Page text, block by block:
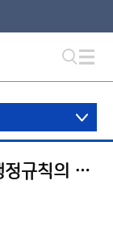
정부조직 개편사항 반영을 위한 행정규칙의 일괄개정 알림